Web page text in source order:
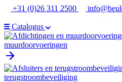
Ga
de
inhoud
+31 (0)26 311 2500
Catalogus
muurdoorvoeringen
terugstroombeveiliging